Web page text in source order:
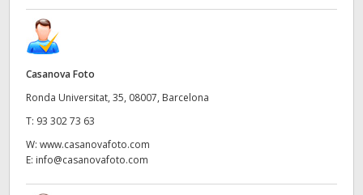
Casanova Foto
Ronda Universitat, 35, 08007, Barcelona
T: 93 302 73 63
W: www.casanovafoto.com
E: info@casanovafoto.com